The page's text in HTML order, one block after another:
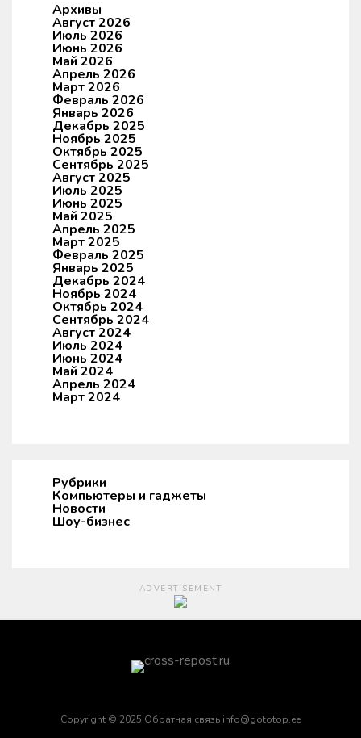
Архивы
Август 2026
Июль 2026
Июнь 2026
Май 2026
Апрель 2026
Март 2026
Февраль 2026
Январь 2026
Декабрь 2025
Ноябрь 2025
Октябрь 2025
Сентябрь 2025
Август 2025
Июль 2025
Июнь 2025
Май 2025
Апрель 2025
Март 2025
Февраль 2025
Январь 2025
Декабрь 2024
Ноябрь 2024
Октябрь 2024
Сентябрь 2024
Август 2024
Июль 2024
Июнь 2024
Май 2024
Апрель 2024
Март 2024
Рубрики
Компьютеры и гаджеты
Новости
Шоу-бизнес
ADVERTISEMENT
Copyright © 2025 Обратная связь info@gototop.ee